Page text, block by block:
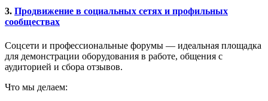
3. Продвижение в социальных сетях и профильных
сообществах
Соцсети и профессиональные форумы — идеальная площадка
для демонстрации оборудования в работе, общения с
аудиторией и сбора отзывов.
Что мы делаем: